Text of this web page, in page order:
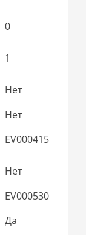
0
1
Нет
Нет
EV000415
Нет
EV000530
Да